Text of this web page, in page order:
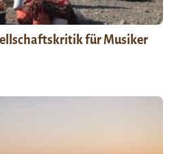
für Musiker